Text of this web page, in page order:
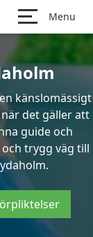
Menu
känslomässigt
det gäller att
guide och
trygg väg till